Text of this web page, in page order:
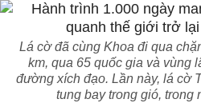
Lá cờ đã cùng Khoa đi qua
km, qua 65 quốc gia và vùng
đường xích đạo. Lần này, lá cờ
tung bay trong gió, trong